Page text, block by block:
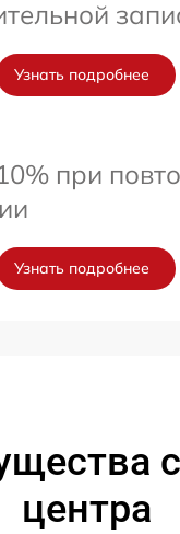
Узнать подробнее
при
Узнать подробнее
центра